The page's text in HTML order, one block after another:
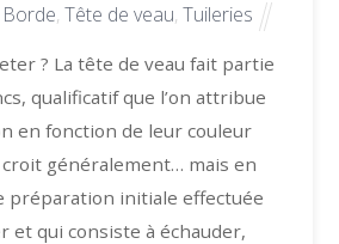
, Tête de veau, Tuileries
? La tête de veau fait partie
qualificatif que l’on attribue
en fonction de leur couleur
généralement… mais en
préparation initiale effectuée
et qui consiste à échauder,